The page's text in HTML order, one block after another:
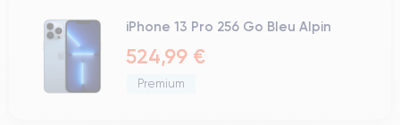
iPhone 13 Pro 256 Go Bleu Alpin
524,99 €
Premium